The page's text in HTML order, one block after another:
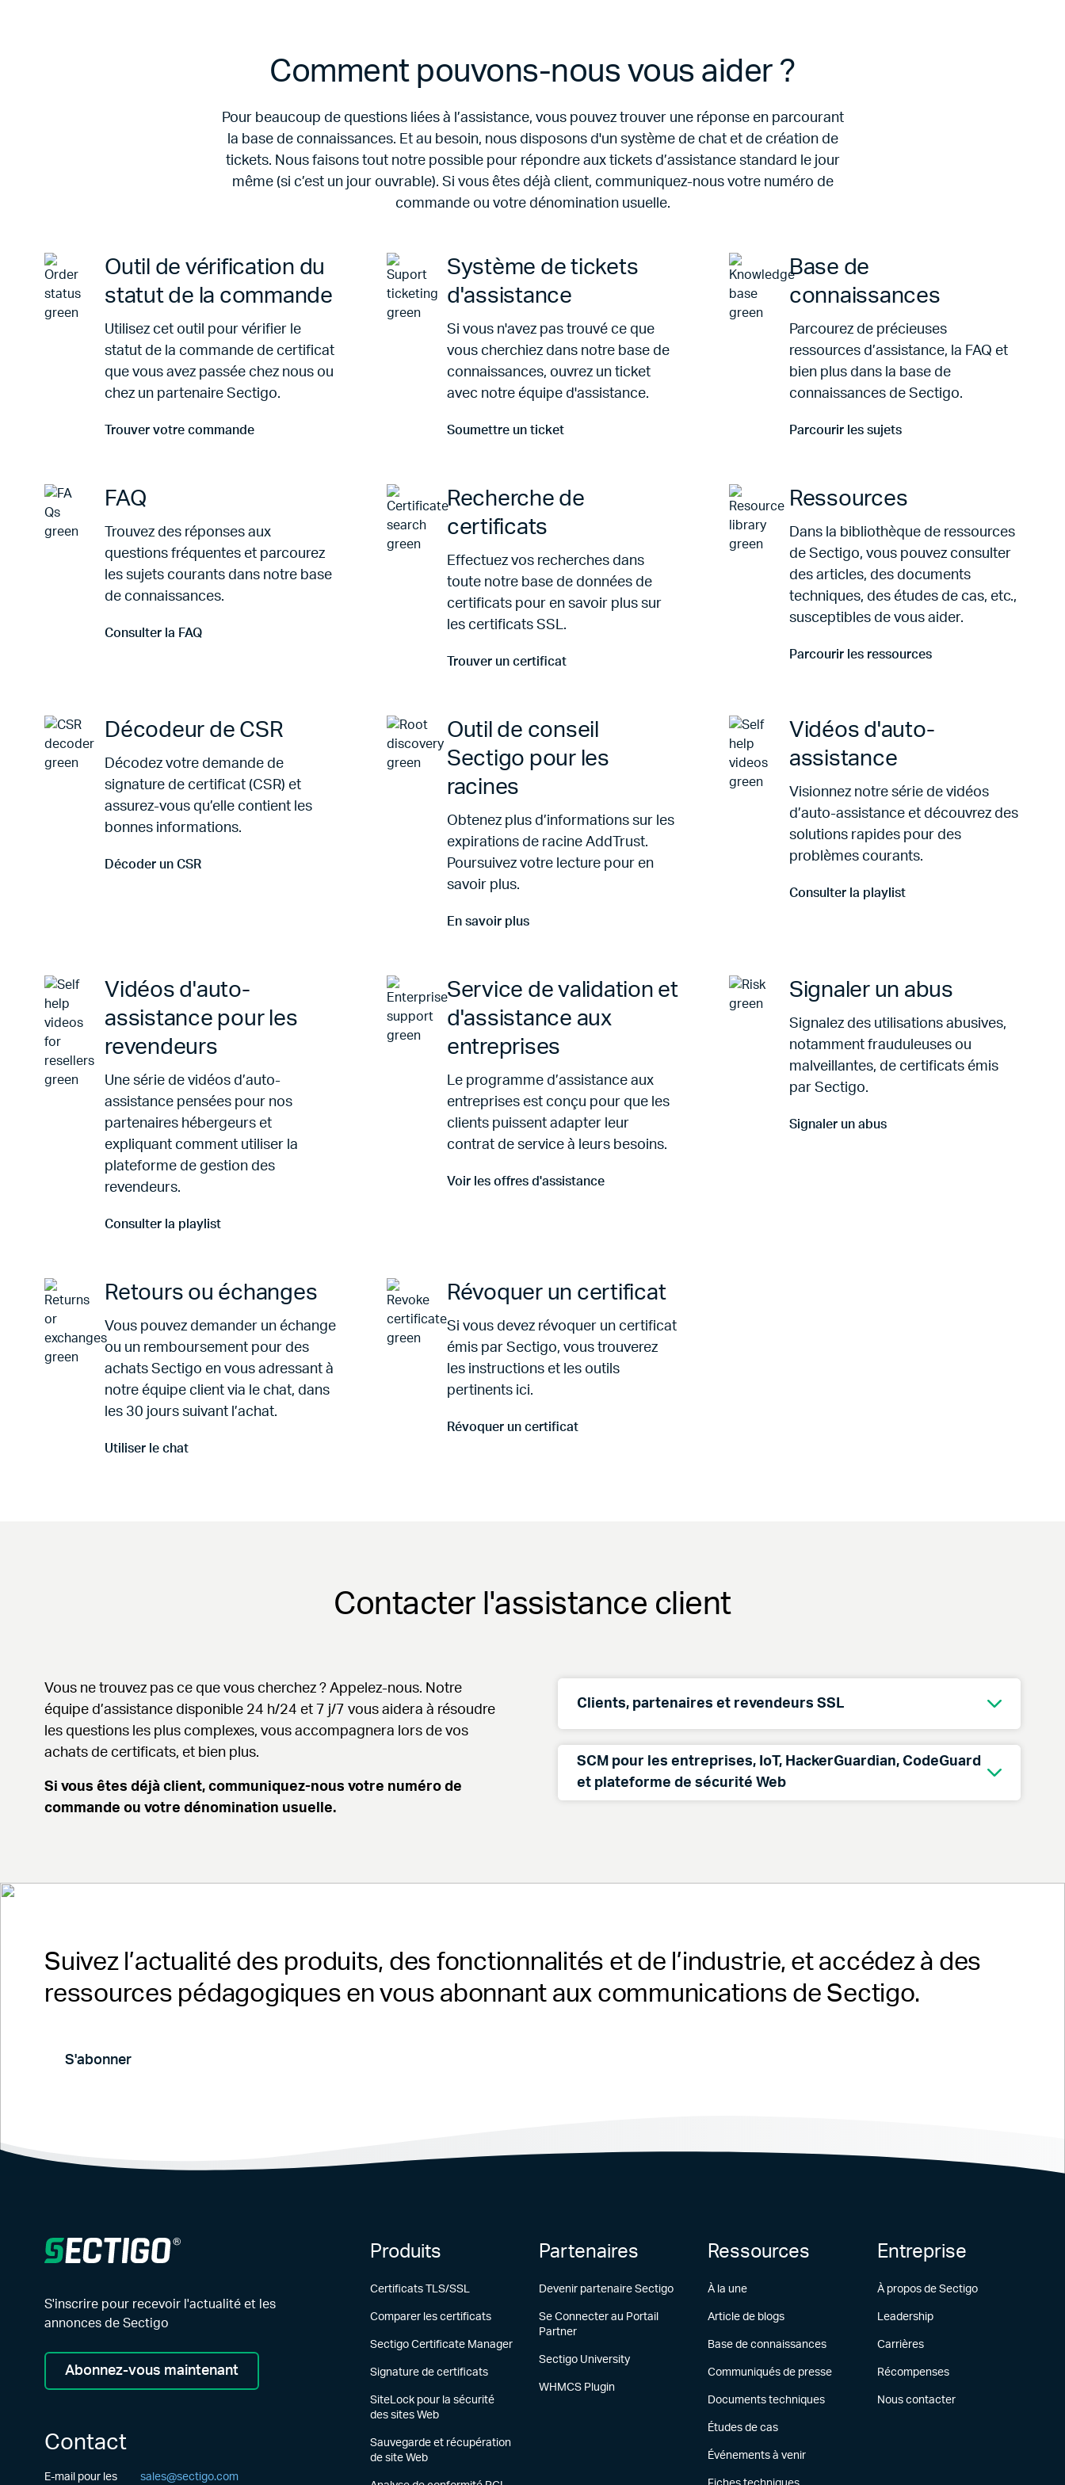
Comment pouvons-nous vous aider ?
Pour beaucoup de questions liées à l’assistance, vous pouvez trouver une réponse en parcourant
la base de connaissances. Et au besoin, nous disposons d'un système de chat et de création de
tickets. Nous faisons tout notre possible pour répondre aux tickets d’assistance standard le jour
même (si c’est un jour ouvrable). Si vous êtes déjà client, communiquez-nous votre numéro de
commande ou votre dénomination usuelle.
Outil de vérification du
statut de la commande
Utilisez cet outil pour vérifier le
statut de la commande de certificat
que vous avez passée chez nous ou
chez un partenaire Sectigo.
Trouver votre commande
Aller à Trouver votre commande
Système de tickets
d'assistance
Si vous n'avez pas trouvé ce que
vous cherchiez dans notre base de
connaissances, ouvrez un ticket
avec notre équipe d'assistance.
Soumettre un ticket
Aller à Soumettre un ticket
Base de
connaissances
Parcourez de précieuses
ressources d’assistance, la FAQ et
bien plus dans la base de
connaissances de Sectigo.
Parcourir les sujets
Aller à Parcourir les sujets
FAQ
Trouvez des réponses aux
questions fréquentes et parcourez
les sujets courants dans notre base
de connaissances.
Consulter la FAQ
Aller à Consulter la FAQ
Recherche de
certificats
Effectuez vos recherches dans
toute notre base de données de
certificats pour en savoir plus sur
les certificats SSL.
Trouver un certificat
Aller à Trouver un certificat
Ressources
Dans la bibliothèque de ressources
de Sectigo, vous pouvez consulter
des articles, des documents
techniques, des études de cas, etc.,
susceptibles de vous aider.
Parcourir les ressources
Aller à Parcourir les ressources
Décodeur de CSR
Décodez votre demande de
signature de certificat (CSR) et
assurez-vous qu’elle contient les
bonnes informations.
Décoder un CSR
Aller à Décoder un CSR
Outil de conseil
Sectigo pour les
racines
Obtenez plus d’informations sur les
expirations de racine AddTrust.
Poursuivez votre lecture pour en
savoir plus.
En savoir plus
Aller à En savoir plus
Vidéos d'auto-
assistance
Visionnez notre série de vidéos
d’auto-assistance et découvrez des
solutions rapides pour des
problèmes courants.
Consulter la playlist
Aller à Consulter la playlist
Vidéos d'auto-
assistance pour les
revendeurs
Une série de vidéos d’auto-
assistance pensées pour nos
partenaires hébergeurs et
expliquant comment utiliser la
plateforme de gestion des
revendeurs.
Consulter la playlist
Aller à Consulter la playlist
Service de validation et
d'assistance aux
entreprises
Le programme d’assistance aux
entreprises est conçu pour que les
clients puissent adapter leur
contrat de service à leurs besoins.
Voir les offres d'assistance
Aller à Voir les offres d'assistance
Signaler un abus
Signalez des utilisations abusives,
notamment frauduleuses ou
malveillantes, de certificats émis
par Sectigo.
Signaler un abus
Aller à Signaler un abus
Retours ou échanges
Vous pouvez demander un échange
ou un remboursement pour des
achats Sectigo en vous adressant à
notre équipe client via le chat, dans
les 30 jours suivant l’achat.
Utiliser le chat
Aller à Utiliser le chat
Révoquer un certificat
Si vous devez révoquer un certificat
émis par Sectigo, vous trouverez
les instructions et les outils
pertinents ici.
Révoquer un certificat
Aller à Révoquer un certificat
Contacter l'assistance client
Vous ne trouvez pas ce que vous cherchez ? Appelez-nous. Notre
équipe d’assistance disponible 24 h/24 et 7 j/7 vous aidera à résoudre
les questions les plus complexes, vous accompagnera lors de vos
achats de certificats, et bien plus.
Si vous êtes déjà client, communiquez-nous votre numéro de
commande ou votre dénomination usuelle.
Clients, partenaires et revendeurs SSL
États-Unis +18882666361
International:
SCM pour les entreprises, IoT, HackerGuardian, CodeGuard
et plateforme de sécurité Web
États-Unis : +18882562608
Assistance SiteLock
Suivez l’actualité des produits, des fonctionnalités et de l’industrie, et accédez à des
ressources pédagogiques en vous abonnant aux communications de Sectigo.
S'abonner
S'inscrire pour recevoir l'actualité et les
annonces de Sectigo
Abonnez-vous maintenant
Contact
E-mail pour les sales@sectigo.com
Produits
Certificats TLS/SSL
Comparer les certificats
Sectigo Certificate Manager
Signature de certificats
SiteLock pour la sécurité
des sites Web
Sauvegarde et récupération
de site Web
Partenaires
Devenir partenaire Sectigo
Se Connecter au Portail
Partner
Sectigo University
WHMCS Plugin
Ressources
À la une
Article de blogs
Base de connaissances
Communiqués de presse
Documents techniques
Études de cas
Événements à venir
Entreprise
À propos de Sectigo
Leadership
Carrières
Récompenses
Nous contacter